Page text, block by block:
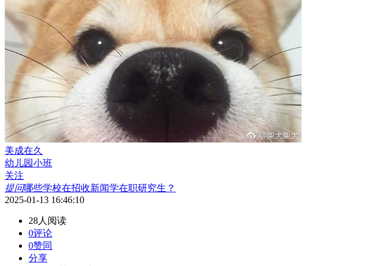
美成在久
幼儿园小班
关注
提问哪些学校在招收新闻学在职研究生？
2025-01-13 16:46:10
28人阅读
0评论
0赞同
分享